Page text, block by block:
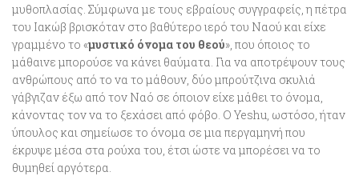
μυθοπλασίας. Σύμφωνα με τους εβραίους συγγραφείς, η πέτρα
του Ιακώβ βρισκόταν στο βαθύτερο ιερό του Ναού και είχε
γραμμένο το «μυστικό όνομα του θεού», που όποιος το
μάθαινε μπορούσε να κάνει θαύματα. Για να αποτρέψουν τους
ανθρώπους από το να το μάθουν, δύο μπρούτζινα σκυλιά
γάβγιζαν έξω από τον Ναό σε όποιον είχε μάθει το όνομα,
κάνοντας τον να το ξεχάσει από φόβο. Ο Yeshu, ωστόσο, ήταν
ύπουλος και σημείωσε το όνομα σε μια περγαμηνή που
έκρυψε μέσα στα ρούχα του, έτσι ώστε να μπορέσει να το
θυμηθεί αργότερα.